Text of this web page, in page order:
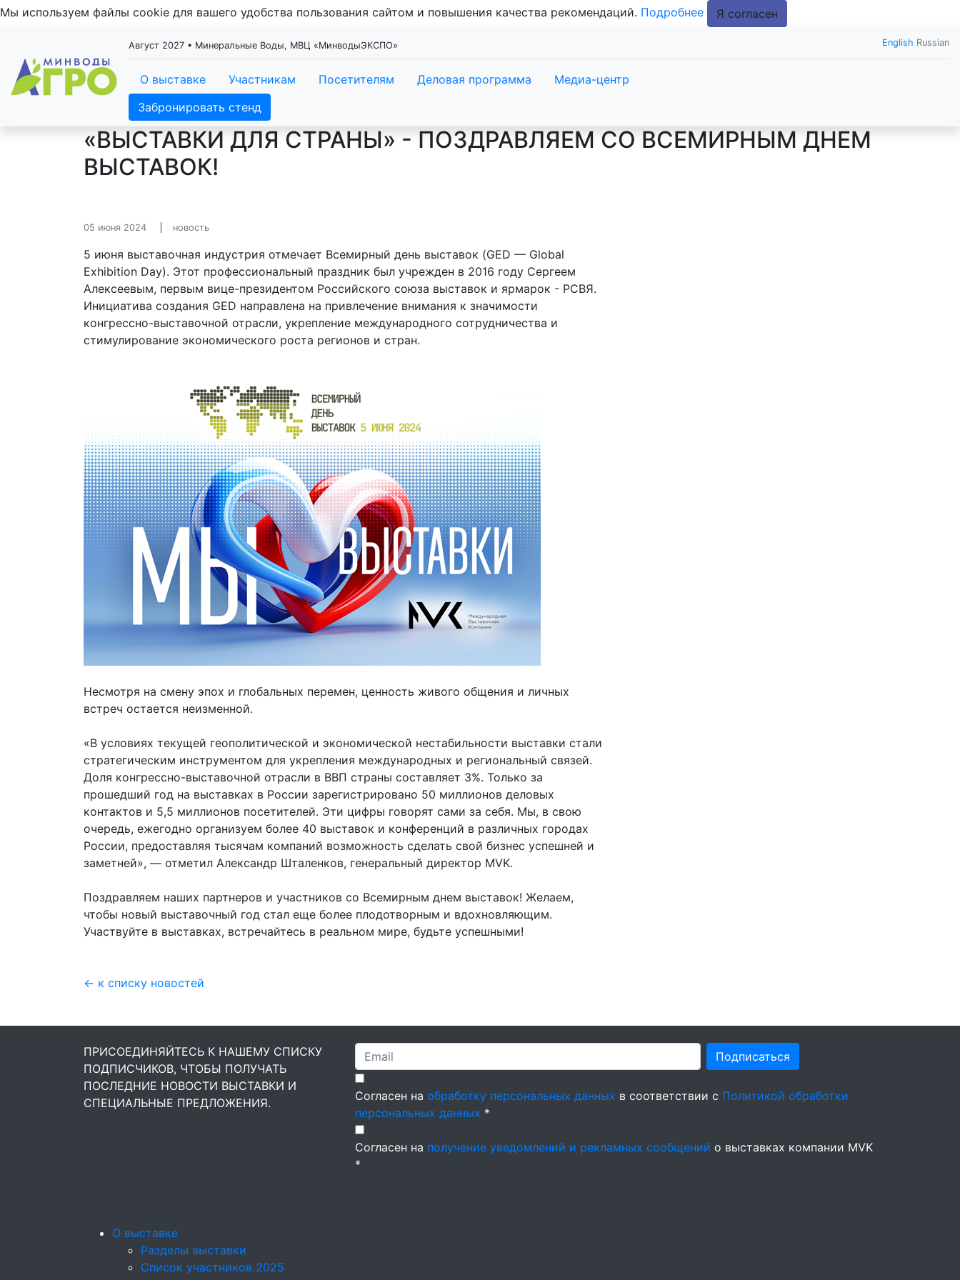
Мы используем файлы cookie для вашего удобства пользования сайтом и повышения качества рекомендаций. Подробнее Я согласен
Август 2027 • Минеральные Воды, МВЦ «МинводыЭКСПО» English Russian
О выставке Участникам Посетителям Деловая программа
Медиа-центр
Забронировать стенд
«ВЫСТАВКИ ДЛЯ СТРАНЫ» - ПОЗДРАВЛЯЕМ СО ВСЕМИРНЫМ ДНЕМ
ВЫСТАВОК!
05 июня 2024 новость
5 июня выставочная индустрия отмечает Всемирный день выставок (GED — Global
Exhibition Day). Этот профессиональный праздник был учрежден в 2016 году Сергеем
Алексеевым, первым вице-президентом Российского союза выставок и ярмарок - РСВЯ.
Инициатива создания GED направлена на привлечение внимания к значимости
конгрессно-выставочной отрасли, укрепление международного сотрудничества и
стимулирование экономического роста регионов и стран.
Несмотря на смену эпох и глобальных перемен, ценность живого общения и личных
встреч остается неизменной.
«В условиях текущей геополитической и экономической нестабильности выставки стали
стратегическим инструментом для укрепления международных и региональный связей.
Доля конгрессно-выставочной отрасли в ВВП страны составляет 3%. Только за
прошедший год на выставках в России зарегистрировано 50 миллионов деловых
контактов и 5,5 миллионов посетителей. Эти цифры говорят сами за себя. Мы, в свою
очередь, ежегодно организуем более 40 выставок и конференций в различных городах
России, предоставляя тысячам компаний возможность сделать свой бизнес успешней и
заметней», — отметил Александр Шталенков, генеральный директор MVK.
Поздравляем наших партнеров и участников со Всемирным днем выставок! Желаем,
чтобы новый выставочный год стал еще более плодотворным и вдохновляющим.
Участвуйте в выставках, встречайтесь в реальном мире, будьте успешными!
← к списку новостей
ПРИСОЕДИНЯЙТЕСЬ К НАШЕМУ СПИСКУ
ПОДПИСЧИКОВ, ЧТОБЫ ПОЛУЧАТЬ
ПОСЛЕДНИЕ НОВОСТИ ВЫСТАВКИ И
СПЕЦИАЛЬНЫЕ ПРЕДЛОЖЕНИЯ.
Подписаться
Согласен на обработку персональных данных в соответствии с Политикой обработки
персональных данных *
Согласен на получение уведомлений и рекламных сообщений о выставках компании MVK
*
О выставке
Разделы выставки
Список участников 2025